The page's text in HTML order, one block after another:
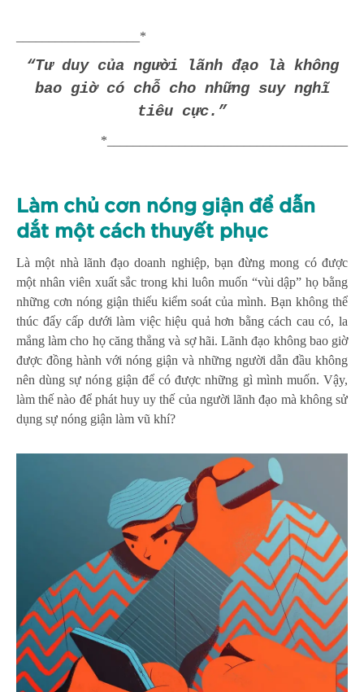
___________________*
“Tư duy của người lãnh đạo là không
bao giờ có chỗ cho những suy nghĩ
tiêu cực.”
*_____________________________________
Làm chủ cơn nóng giận để dẫn
dắt một cách thuyết phục
Là một nhà lãnh đạo doanh nghiệp, bạn đừng mong có được
một nhân viên xuất sắc trong khi luôn muốn “vùi dập” họ bằng
những cơn nóng giận thiếu kiểm soát của mình. Bạn không thể
thúc đẩy cấp dưới làm việc hiệu quả hơn bằng cách cau có, la
mắng làm cho họ căng thẳng và sợ hãi. Lãnh đạo không bao giờ
được đồng hành với nóng giận và những người dẫn đầu không
nên dùng sự nóng giận để có được những gì mình muốn. Vậy,
làm thế nào để phát huy uy thế của người lãnh đạo mà không sử
dụng sự nóng giận làm vũ khí?